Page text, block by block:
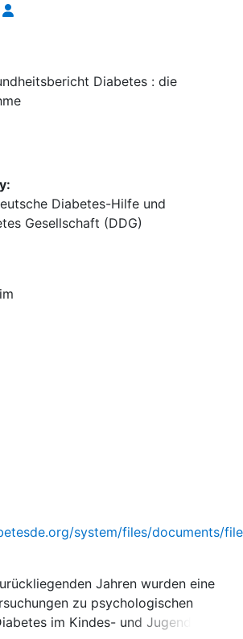
Diabetes : die
Diabetes-Hilfe und
Gesellschaft (DDG)
system/files/documents/
Jahren wurden eine
zu psychologischen
im Kindes- und Jugendalter